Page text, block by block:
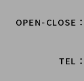
OPEN-CLOSE
TEL